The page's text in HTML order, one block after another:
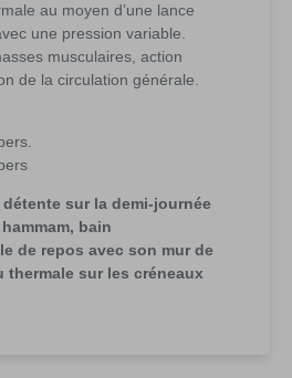
au moyen d’une lance
une pression variable.
musculaires, action
de la circulation générale.
détente sur la demi-journée
bain
de repos avec son mur de
thermale sur les créneaux